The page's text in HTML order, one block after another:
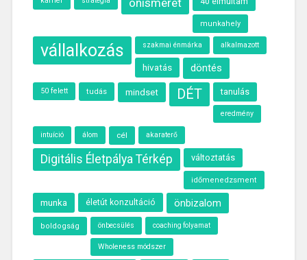
munkahely
vállalkozás szakmai énmárka alkalmazott
hivatás döntés
50 felett tudás mindset DÉT tanulás
eredmény
intuíció álom cél akaraterő
Digitális Életpálya Térkép változtatás
időmenedzsment
munka életút konzultáció önbizalom
boldogság önbecsülés coaching folyamat
Wholeness módszer